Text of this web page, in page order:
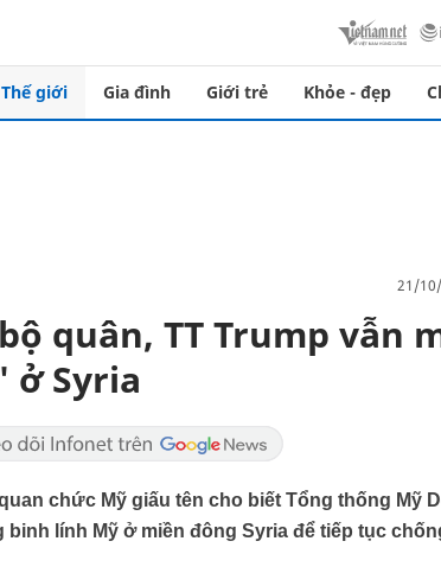
Thế giới Gia đình Giới trẻ Khỏe - đẹp
21/
quân, TT Trump vẫn
Syria
chức Mỹ giấu tên cho biết Tổng thống Mỹ
lính Mỹ ở miền đông Syria để tiếp tục